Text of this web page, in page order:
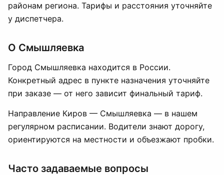
районам региона. Тарифы и расстояния уточняйте
у диспетчера.
О Смышляевка
Город Смышляевка находится в России.
Конкретный адрес в пункте назначения уточняйте
при заказе — от него зависит финальный тариф.
Направление Киров — Смышляевка — в нашем
регулярном расписании. Водители знают дорогу,
ориентируются на местности и объезжают пробки.
Часто задаваемые вопросы